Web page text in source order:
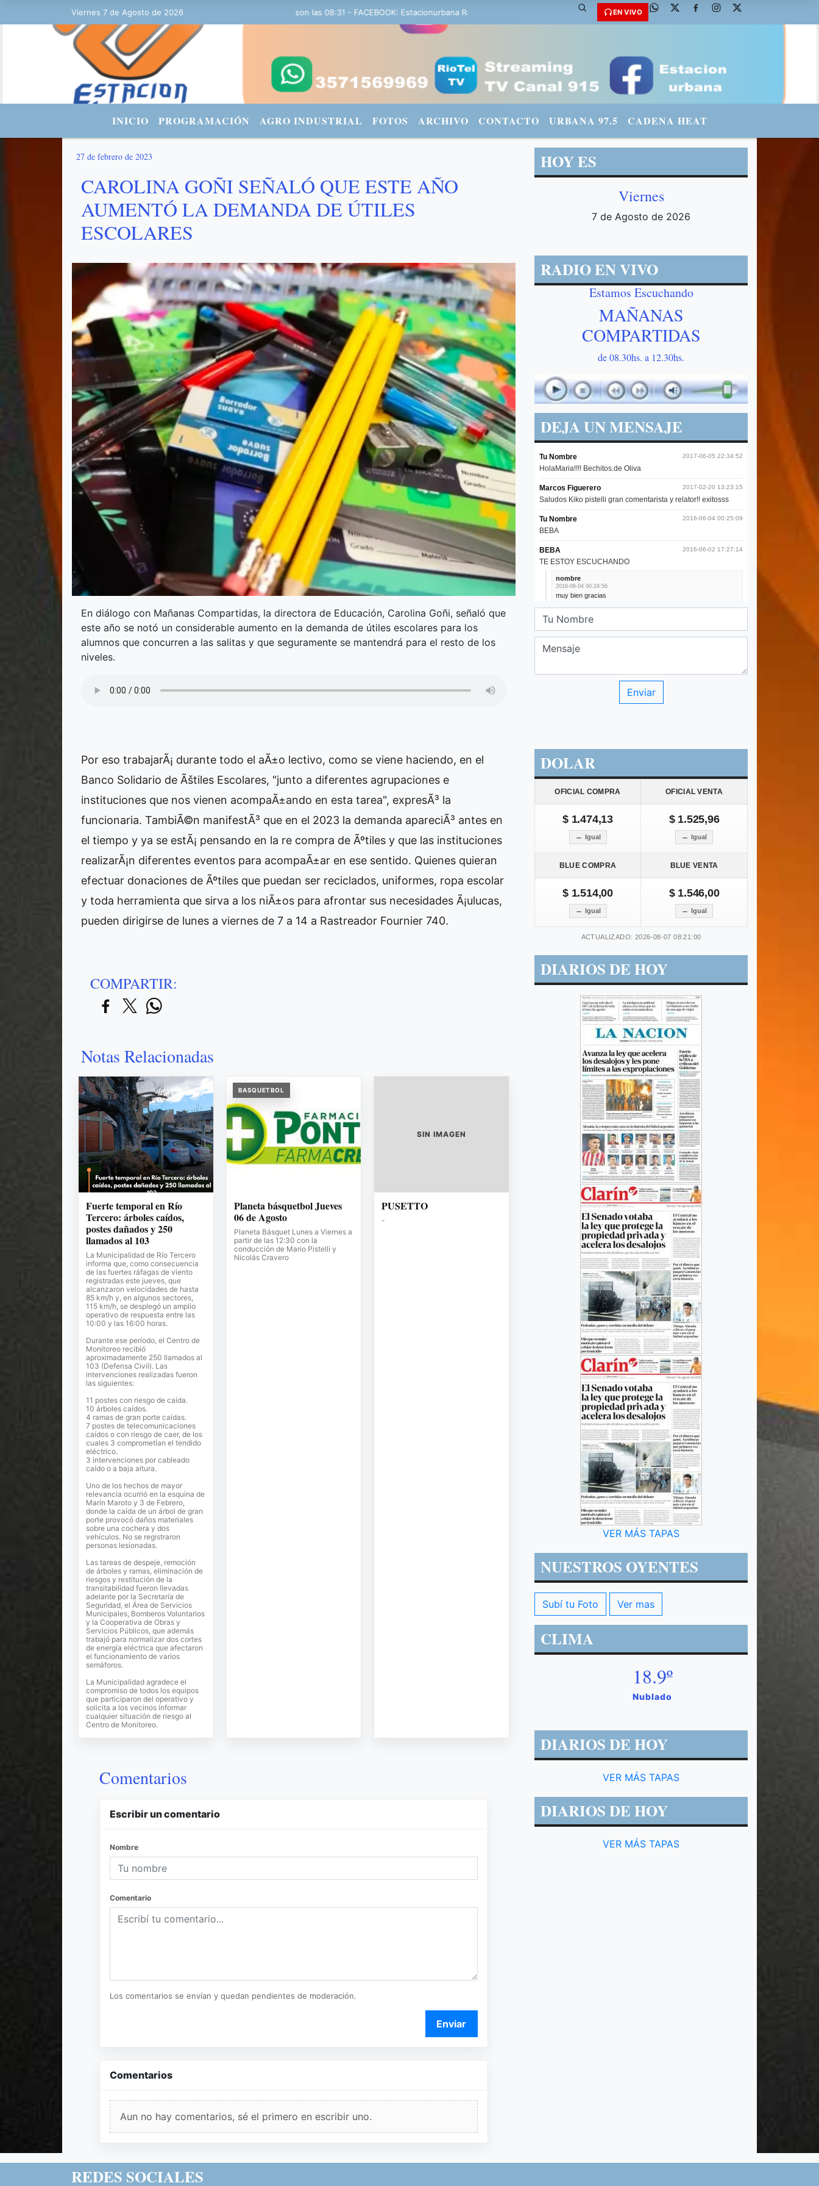
Viernes 7 de Agosto de 2026
Hoy es Viernes 7 de Agosto de 2026 y son las 08:31 - FACEBOOK: Estacionurbana Radiourbana - TWITTER: @fmradiourbana - INSTAGRAM: urbanario3 WHATSAPP: 3571569969
EN VIVO
INICIO PROGRAMACIÓN AGRO INDUSTRIAL FOTOS ARCHIVO CONTACTO URBANA 97.5 CADENA HEAT
27 de febrero de 2023
CAROLINA GOÑI SEÑALÓ QUE ESTE AÑO
AUMENTÓ LA DEMANDA DE ÚTILES
ESCOLARES
En diálogo con Mañanas Compartidas, la directora de Educación, Carolina Goñi, señaló que
este año se notó un considerable aumento en la demanda de útiles escolares para los
alumnos que concurren a las salitas y que seguramente se mantendrá para el resto de los
niveles.
Por eso trabajarÃ¡ durante todo el aÃ±o lectivo, como se viene haciendo, en el
Banco Solidario de Ãštiles Escolares, "junto a diferentes agrupaciones e
instituciones que nos vienen acompaÃ±ando en esta tarea", expresÃ³ la
funcionaria. TambiÃ©n manifestÃ³ que en el 2023 la demanda apareciÃ³ antes en
el tiempo y ya se estÃ¡ pensando en la re compra de Ãºtiles y que las instituciones
realizarÃ¡n diferentes eventos para acompaÃ±ar en ese sentido. Quienes quieran
efectuar donaciones de Ãºtiles que puedan ser reciclados, uniformes, ropa escolar
y toda herramienta que sirva a los niÃ±os para afrontar sus necesidades Ã¡ulucas,
pueden dirigirse de lunes a viernes de 7 a 14 a Rastreador Fournier 740.
COMPARTIR:
Notas Relacionadas
Fuerte temporal en Río
Tercero: árboles caídos,
postes dañados y 250
llamados al 103
La Municipalidad de Río Tercero
informa que, como consecuencia
de las fuertes ráfagas de viento
registradas este jueves, que
alcanzaron velocidades de hasta
85 km/h y, en algunos sectores,
115 km/h, se desplegó un amplio
operativo de respuesta entre las
10:00 y las 16:00 horas.
Durante ese período, el Centro de
Monitoreo recibió
aproximadamente 250 llamados al
103 (Defensa Civil). Las
intervenciones realizadas fueron
las siguientes:
11 postes con riesgo de caída.
10 árboles caídos.
4 ramas de gran porte caídas.
7 postes de telecomunicaciones
caídos o con riesgo de caer, de los
cuales 3 comprometían el tendido
eléctrico.
3 intervenciones por cableado
caído o a baja altura.
Uno de los hechos de mayor
relevancia ocurrió en la esquina de
Marín Maroto y 3 de Febrero,
donde la caída de un árbol de gran
porte provocó daños materiales
sobre una cochera y dos
vehículos. No se registraron
personas lesionadas.
Las tareas de despeje, remoción
de árboles y ramas, eliminación de
riesgos y restitución de la
transitabilidad fueron llevadas
adelante por la Secretaría de
Seguridad, el Área de Servicios
Municipales, Bomberos Voluntarios
y la Cooperativa de Obras y
Servicios Públicos, que además
trabajó para normalizar dos cortes
de energía eléctrica que afectaron
el funcionamiento de varios
semáforos.
La Municipalidad agradece el
compromiso de todos los equipos
que participaron del operativo y
solicita a los vecinos informar
cualquier situación de riesgo al
Centro de Monitoreo.
BASQUETBOL
Planeta básquetbol Jueves
06 de Agosto
Planeta Básquet Lunes a Viernes a
partir de las 12:30 con la
conducción de Mario Pistelli y
Nicolás Cravero
SIN IMAGEN
PUSETTO
-
Comentarios
Escribir un comentario
Nombre
Comentario
Los comentarios se envían y quedan pendientes de moderación.
Enviar
Comentarios
Aun no hay comentarios, sé el primero en escribir uno.
HOY ES
Viernes
7 de Agosto de 2026
RADIO EN VIVO
Estamos Escuchando
MAÑANAS
COMPARTIDAS
de 08.30hs. a 12.30hs.
DEJA UN MENSAJE
DOLAR
OFICIAL COMPRA OFICIAL VENTA
$ 1.474,13
Igual
$ 1.525,96
Igual
BLUE COMPRA BLUE VENTA
$ 1.514,00
Igual
$ 1.546,00
Igual
ACTUALIZADO: 2026-08-07 08:21:00
DIARIOS DE HOY
VER MÁS TAPAS
NUESTROS OYENTES
Subí tu Foto Ver mas
CLIMA
18.9º
Nublado
DIARIOS DE HOY
VER MÁS TAPAS
DIARIOS DE HOY
VER MÁS TAPAS
REDES SOCIALES